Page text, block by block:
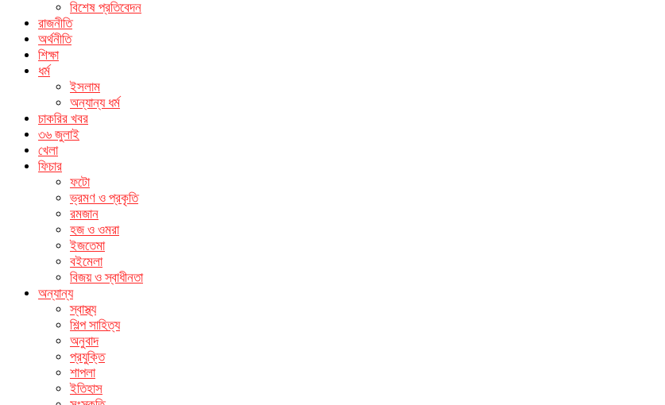
বিশেষ প্রতিবেদন
রাজনীতি
অর্থনীতি
শিক্ষা
ধর্ম
ইসলাম
অন্যান্য ধর্ম
চাকরির খবর
৩৬ জুলাই
খেলা
ফিচার
ফটো
ভ্রমণ ও প্রকৃতি
রমজান
হজ ও ওমরা
ইজতেমা
বইমেলা
বিজয় ও স্বাধীনতা
অন্যান্য
স্বাস্থ্য
শিল্প সাহিত্য
অনুবাদ
প্রযুক্তি
শাপলা
ইতিহাস